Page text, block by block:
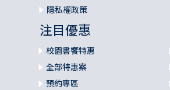
隱私權政策
注目優惠
校園書饗特惠
全部特惠案
預約專區